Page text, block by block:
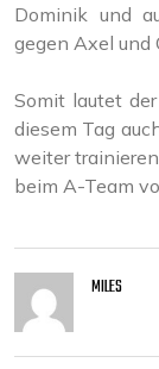
Dominik und
gegen Axel und
Somit lautet
diesem Tag
weiter
beim A-Team
MILES